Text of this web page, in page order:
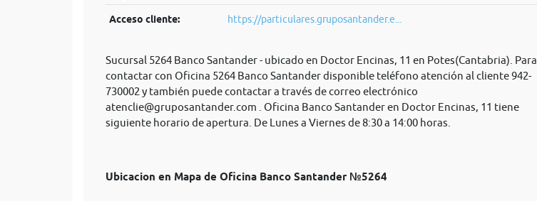
Acceso cliente: https://particulares.gruposantander.e...
Sucursal 5264 Banco Santander - ubicado en Doctor Encinas, 11 en Potes(Cantabria). Para
contactar con Oficina 5264 Banco Santander disponible teléfono atención al cliente 942-
730002 y también puede contactar a través de correo electrónico
atenclie@gruposantander.com . Oficina Banco Santander en Doctor Encinas, 11 tiene
siguiente horario de apertura. De Lunes a Viernes de 8:30 a 14:00 horas.
Ubicacion en Mapa de Oficina Banco Santander №5264